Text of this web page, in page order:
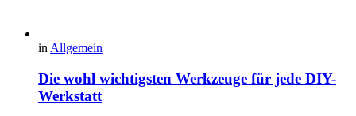
in Allgemein
Die wohl wichtigsten Werkzeuge für jede DIY-
Werkstatt